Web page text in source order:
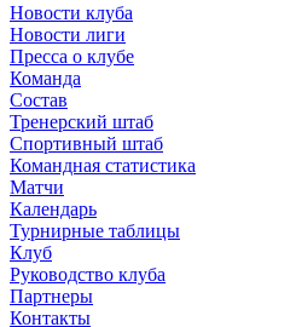
Новости клуба
Новости лиги
Пресса о клубе
Команда
Состав
Тренерский штаб
Спортивный штаб
Командная статистика
Матчи
Календарь
Турнирные таблицы
Клуб
Руководство клуба
Партнеры
Контакты